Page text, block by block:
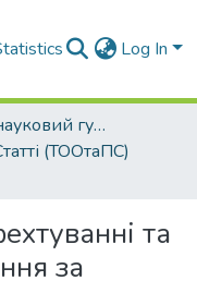
Log In
Навчально-науковий гуманітарний інститут (ННГІ)
(ТООтаПС)
та
за